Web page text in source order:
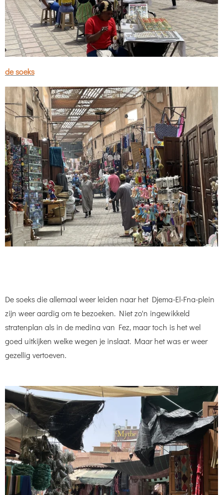
de soeks
De soeks die allemaal weer leiden naar het Djema-El-Fna-plein
zijn weer aardig om te bezoeken. Niet zo'n ingewikkeld
stratenplan als in de medina van Fez, maar toch is het wel
goed uitkijken welke wegen je inslaat. Maar het was er weer
gezellig vertoeven.